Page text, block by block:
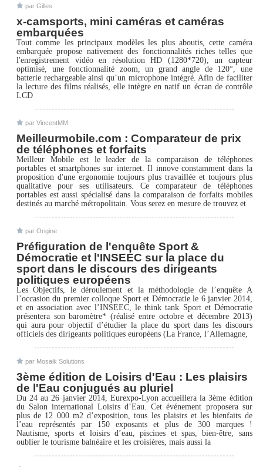
par Gilles
x-camsports, mini caméras et caméras
embarquées
Tout comme les principaux modèles les plus aboutis, cette caméra
embarquée propose nativement des fonctionnalités riches telles que
l'enregistrement vidéo en résolution HD (1280*720), un capteur
optimisé, une fonctionnalité zoom, un grand angle de 120°, une
batterie rechargeable ainsi qu’un microphone intégré. Afin de faciliter
la lecture des films réalisés, elle intègre en natif un écran de contrôle
LCD
par VincentMM
Meilleurmobile.com : Comparateur de prix
de téléphones et forfaits
Meilleur Mobile est le leader de la comparaison de téléphones
portables et smartphones sur internet. Il innove constamment dans la
proposition d'une ergonomie toujours plus travaillée et toujours plus
qualitative pour ses utilisateurs. Ce comparateur de téléphones
portables est aussi spécialisé dans la comparaison de forfaits mobiles
destinés au marché métropolitain. Vous serez en mesure de trouvez et
par Origine
Préfiguration de l'enquête Sport &
Démocratie et l'INSEEC sur la place du
sport dans le discours des dirigeants
politiques européens
Les Objectifs, le déroulement et la méthodologie de l’enquête A
l’occasion du premier colloque Sport et Démocratie le 6 janvier 2014,
et en association avec l’INSEEC, le think tank Sport et Démocratie
présentera son baromètre* (réalisé entre octobre et décembre 2013)
qui aura pour objectif d’étudier la place du sport dans les discours
officiels des dirigeants politiques européens (La France, l’Allemagne,
par Mosaik Solutions
3ème édition de Loisirs d'Eau : Les plaisirs
de l'Eau conjugués au pluriel
Du 24 au 26 janvier 2014, Eurexpo-Lyon accueillera la 3ème édition
du Salon international Loisirs d’Eau. Cet événement proposera sur
plus de 12 000 m2 d’exposition, tous les plaisirs et les bienfaits de
l’eau représentés par 150 exposants et plus de 300 marques !
Nautisme, sports et loisirs d’eau, piscines et spas, bien-être, sans
oublier le tourisme balnéaire et les croisières, mais aussi la